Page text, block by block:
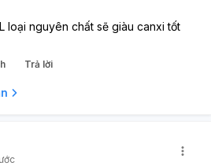
loại nguyên chất sẽ giàu canxi tốt
Trả lời